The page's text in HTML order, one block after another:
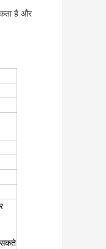
है और
सकते